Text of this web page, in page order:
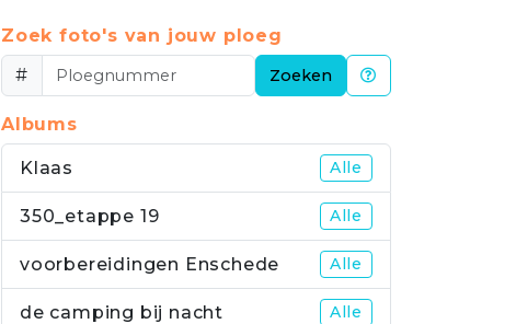
Zoek foto's van jouw ploeg
#
Zoeken
Albums
Klaas Alle
350_etappe 19 Alle
voorbereidingen Enschede Alle
de camping bij nacht Alle